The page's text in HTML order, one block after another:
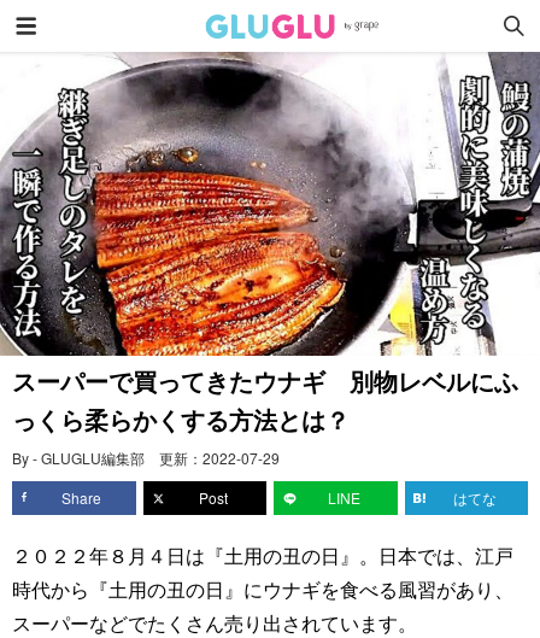
スーパーで買ってきたウナギ 別物レベルにふ
っくら柔らかくする方法とは？
By - GLUGLU編集部 更新： 2022-07-29
Share
Post LINE はてな
２０２２年８月４日は『土用の丑の日』。日本では、江戸
時代から『土用の丑の日』にウナギを食べる風習があり、
スーパーなどでたくさん売り出されています。